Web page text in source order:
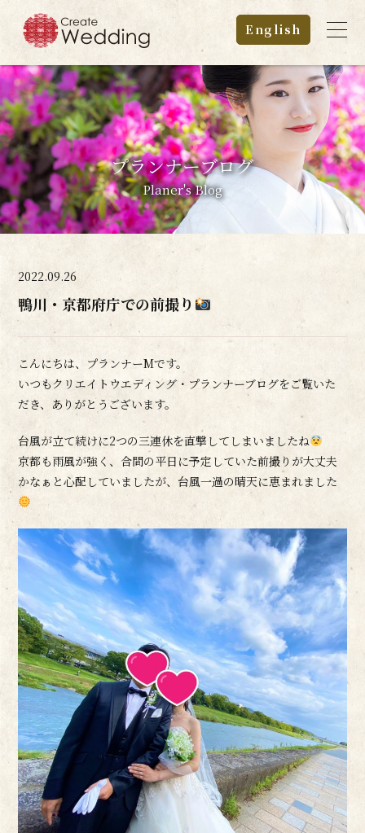
English
プランナーブログ
Planer's Blog
2022.09.26
鴨川・京都府庁での前撮り
こんにちは、プランナーMです。
いつもクリエイトウエディング・プランナーブログをご覧いた
だき、ありがとうございます。
台風が立て続けに2つの三連休を直撃してしまいましたね
京都も雨風が強く、合間の平日に予定していた前撮りが大丈夫
かなぁと心配していましたが、台風一過の晴天に恵まれました